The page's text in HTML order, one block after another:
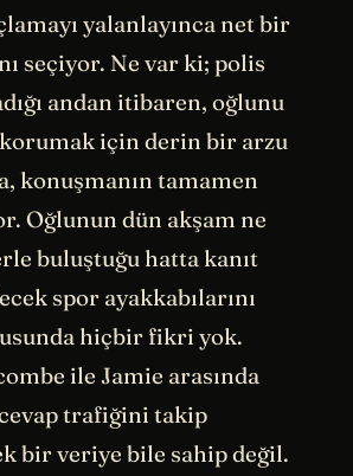
yalanlayınca net bir
seçiyor. Ne var ki; polis
andan itibaren, oğlunu
korumak için derin bir arzu
konuşmanın tamamen
Oğlunun dün akşam ne
buluştuğu hatta kanıt
spor ayakkabılarını
hiçbir fikri yok.
ile Jamie arasında
trafiğini takip
bir veriye bile sahip değil.